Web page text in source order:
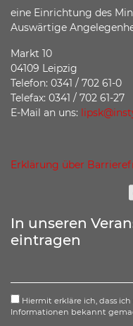
eine Einrichtung des
Auswärtige
Markt 10
04109 Leipzig
Telefon: 0341 / 702 61-0
Telefax: 0341 / 702 61-27
E-Mail an uns:
Erklärung über
In unseren
eintragen
Hiermit erkläre ich, dass
Informationen bekannt